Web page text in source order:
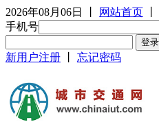
2026年08月06日 网站首页
手机号
新用户注册 忘记密码